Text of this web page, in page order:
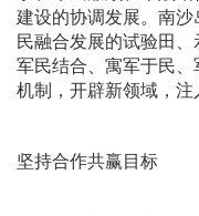
建设的协调发展。南
民融合发展的试验田
军民结合、寓军于民
机制，开辟新领域，注
坚持合作共赢目标